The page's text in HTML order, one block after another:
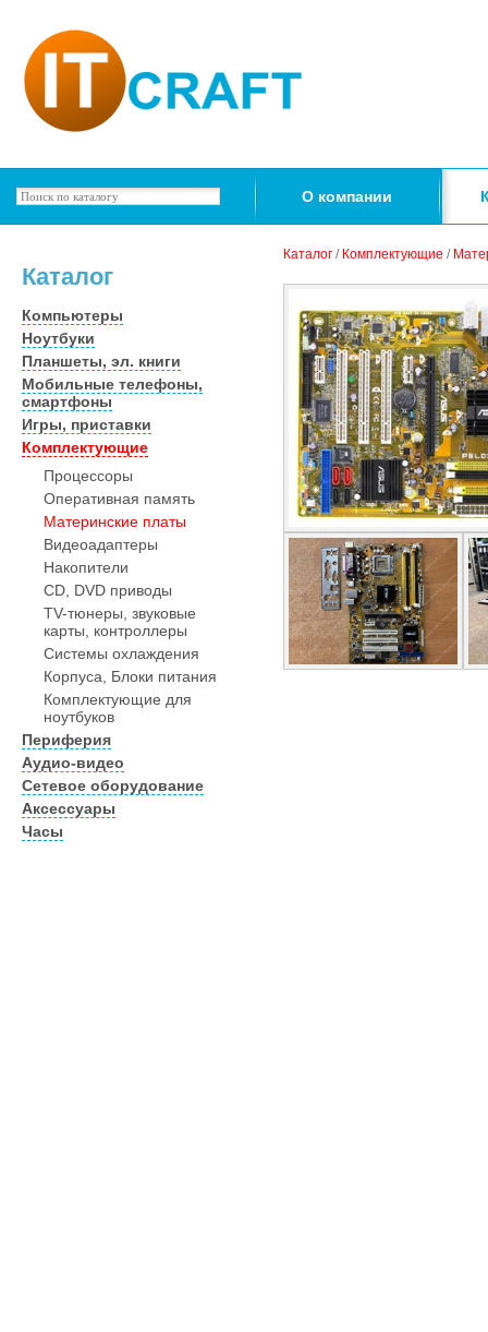
О компании
Каталог
Компьютеры
Ноутбуки
Планшеты, эл. книги
Мобильные телефоны,
смартфоны
Игры, приставки
Комплектующие
Процессоры
Оперативная память
Материнские платы
Видеоадаптеры
Накопители
CD, DVD приводы
TV-тюнеры, звуковые
карты, контроллеры
Системы охлаждения
Корпуса, Блоки питания
Комплектующие для
ноутбуков
Периферия
Аудио-видео
Сетевое оборудование
Аксессуары
Часы
Каталог / Комплектующие /